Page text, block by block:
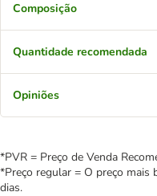
Composição
Quantidade recomendada
Opiniões
*PVR = Preço de Venda
*Preço regular = O preço
dias.